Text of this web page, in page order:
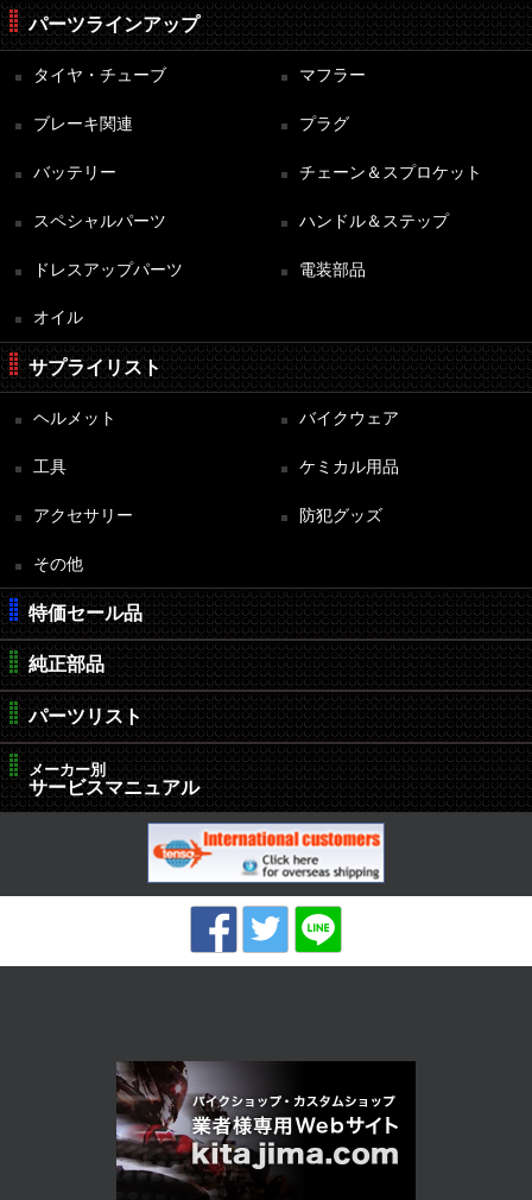
パーツラインアップ
タイヤ・チューブ マフラー
ブレーキ関連 プラグ
バッテリー チェーン＆スプロケット
スペシャルパーツ ハンドル＆ステップ
ドレスアップパーツ 電装部品
オイル
サプライリスト
ヘルメット バイクウェア
工具 ケミカル用品
アクセサリー 防犯グッズ
その他
特価セール品
純正部品
パーツリスト
メーカー別
サービスマニュアル